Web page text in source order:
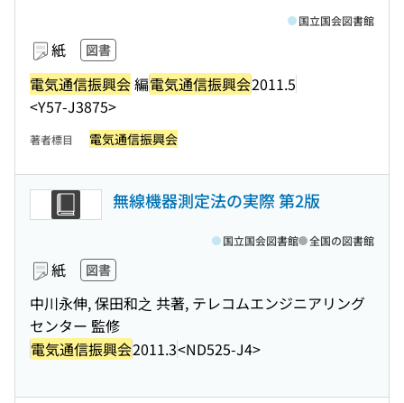
紙 図書
電気通信振興会編電気通信振興会2011.5
<Y57-J3875>
国立国会図書館
著者標目 電気通信振興会
無線機器測定法の実際 第2版
紙 図書
中川永伸, 保田和之 共著, テレコムエンジニアリング
センター 監修
電気通信振興会2011.3<ND525-J4>
国立国会図書館 全国の図書館